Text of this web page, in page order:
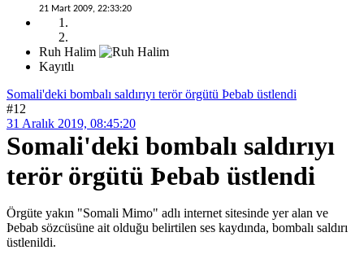
21 Mart 2009, 22:33:20
Ruh Halim
Kayıtlı
Somali'deki bombalı saldırıyı terör örgütü Þebab üstlendi
#12
31 Aralık 2019, 08:45:20
Somali'deki bombalı saldırıyı
terör örgütü Þebab üstlendi
Örgüte yakın "Somali Mimo" adlı internet sitesinde yer alan ve
Þebab sözcüsüne ait olduğu belirtilen ses kaydında, bombalı saldırı
üstlenildi.